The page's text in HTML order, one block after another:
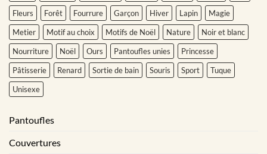
Fleurs
Forêt Fourrure Garçon Hiver Lapin
Magie
Metier
Motif au choix Motifs de Noël Nature
Noir et blanc
Nourriture
Noël Ours Pantoufles unies
Princesse
Pâtisserie
Renard Sortie de bain Souris Sport
Tuque
Unisexe
Pantoufles
Couvertures